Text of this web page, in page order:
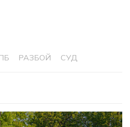
РАЗБОЙ СУД